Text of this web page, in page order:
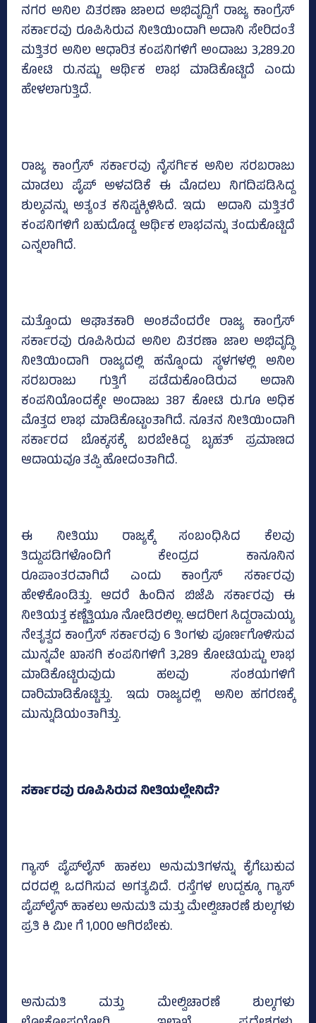
ನಗರ ಅನಿಲ ವಿತರಣಾ ಜಾಲದ ಅಭಿವೃದ್ದಿಗೆ ರಾಜ್ಯ ಕಾಂಗ್ರೆಸ್‌
ಸರ್ಕಾರವು ರೂಪಿಸಿರುವ ನೀತಿಯಿಂದಾಗಿ ಅದಾನಿ ಸೇರಿದಂತೆ
ಮತ್ತಿತರ ಅನಿಲ ಆಧಾರಿತ ಕಂಪನಿಗಳಿಗೆ ಅಂದಾಜು 3,289.20
ಕೋಟಿ ರು.ನಷ್ಟು ಆರ್ಥಿಕ ಲಾಭ ಮಾಡಿಕೊಟ್ಟಿದೆ ಎಂದು
ಹೇಳಲಾಗುತ್ತಿದೆ.
ರಾಜ್ಯ ಕಾಂಗ್ರೆಸ್‌ ಸರ್ಕಾರವು ನೈಸರ್ಗಿಕ ಅನಿಲ ಸರಬರಾಜು
ಮಾಡಲು ಪೈಪ್ ಅಳವಡಿಕೆ ಈ ಮೊದಲು ನಿಗದಿಪಡಿಸಿದ್ದ
ಶುಲ್ಕವನ್ನು ಅತ್ಯಂತ ಕನಿಷ್ಟಕ್ಕಿಳಿಸಿದೆ. ಇದು ಅದಾನಿ ಮತ್ತಿತರೆ
ಕಂಪನಿಗಳಿಗೆ ಬಹುದೊಡ್ಡ ಆರ್ಥಿಕ ಲಾಭವನ್ನು ತಂದುಕೊಟ್ಟಿದೆ
ಎನ್ನಲಾಗಿದೆ.
ಮತ್ತೊಂದು ಆಘಾತಕಾರಿ ಅಂಶವೆಂದರೇ ರಾಜ್ಯ ಕಾಂಗ್ರೆಸ್‌
ಸರ್ಕಾರವು ರೂಪಿಸಿರುವ ಅನಿಲ ವಿತರಣಾ ಜಾಲ ಅಭಿವೃದ್ಧಿ
ನೀತಿಯಿಂದಾಗಿ ರಾಜ್ಯದಲ್ಲಿ ಹನ್ನೊಂದು ಸ್ಥಳಗಳಲ್ಲಿ ಅನಿಲ
ಸರಬರಾಜು ಗುತ್ತಿಗೆ ಪಡೆದುಕೊಂಡಿರುವ ಅದಾನಿ
ಕಂಪನಿಯೊಂದಕ್ಕೇ ಅಂದಾಜು 387 ಕೋಟಿ ರು.ಗೂ ಅಧಿಕ
ಮೊತ್ತದ ಲಾಭ ಮಾಡಿಕೊಟ್ಟಂತಾಗಿದೆ. ನೂತನ ನೀತಿಯಿಂದಾಗಿ
ಸರ್ಕಾರದ ಬೊಕ್ಕಸಕ್ಕೆ ಬರಬೇಕಿದ್ದ ಬೃಹತ್‌ ಪ್ರಮಾಣದ
ಆದಾಯವೂ ತಪ್ಪಿ ಹೋದಂತಾಗಿದೆ.
ಈ ನೀತಿಯು ರಾಜ್ಯಕ್ಕೆ ಸಂಬಂಧಿಸಿದ ಕೆಲವು
ತಿದ್ದುಪಡಿಗಳೊಂದಿಗೆ ಕೇಂದ್ರದ ಕಾನೂನಿನ
ರೂಪಾಂತರವಾಗಿದೆ ಎಂದು ಕಾಂಗ್ರೆಸ್‌ ಸರ್ಕಾರವು
ಹೇಳಿಕೊಂಡಿತ್ತು. ಆದರೆ ಹಿಂದಿನ ಬಿಜೆಪಿ ಸರ್ಕಾರವು ಈ
ನೀತಿಯತ್ತ ಕಣ್ಣೆತ್ತಿಯೂ ನೋಡಿರಲಿಲ್ಲ. ಆದರೀಗ ಸಿದ್ದರಾಮಯ್ಯ
ನೇತೃತ್ವದ ಕಾಂಗ್ರೆಸ್‌ ಸರ್ಕಾರವು 6 ತಿಂಗಳು ಪೂರ್ಣಗೊಳಿಸುವ
ಮುನ್ನವೇ ಖಾಸಗಿ ಕಂಪನಿಗಳಿಗೆ 3,289 ಕೋಟಿಯಷ್ಟು ಲಾಭ
ಮಾಡಿಕೊಟ್ಟಿರುವುದು ಹಲವು ಸಂಶಯಗಳಿಗೆ
ದಾರಿಮಾಡಿಕೊಟ್ಟಿತ್ತು. ಇದು ರಾಜ್ಯದಲ್ಲಿ ಅನಿಲ ಹಗರಣಕ್ಕೆ
ಮುನ್ನುಡಿಯಂತಾಗಿತ್ತು.
ಸರ್ಕಾರವು ರೂಪಿಸಿರುವ ನೀತಿಯಲ್ಲೇನಿದೆ?
ಗ್ಯಾಸ್‌ ಪೈಪ್‌ಲೈನ್‌ ಹಾಕಲು ಅನುಮತಿಗಳನ್ನು ಕೈಗೆಟುಕುವ
ದರದಲ್ಲಿ ಒದಗಿಸುವ ಅಗತ್ಯವಿದೆ. ರಸ್ತೆಗಳ ಉದ್ದಕ್ಕೂ ಗ್ಯಾಸ್‌
ಪೈಪ್‌ಲೈನ್‌ ಹಾಕಲು ಅನುಮತಿ ಮತ್ತು ಮೇಲ್ವಿಚಾರಣೆ ಶುಲ್ಕಗಳು
ಪ್ರತಿ ಕಿ ಮೀ ಗೆ 1,000 ಆಗಿರಬೇಕು.
ಅನುಮತಿ ಮತ್ತು ಮೇಲ್ವಿಚಾರಣೆ ಶುಲ್ಕಗಳು